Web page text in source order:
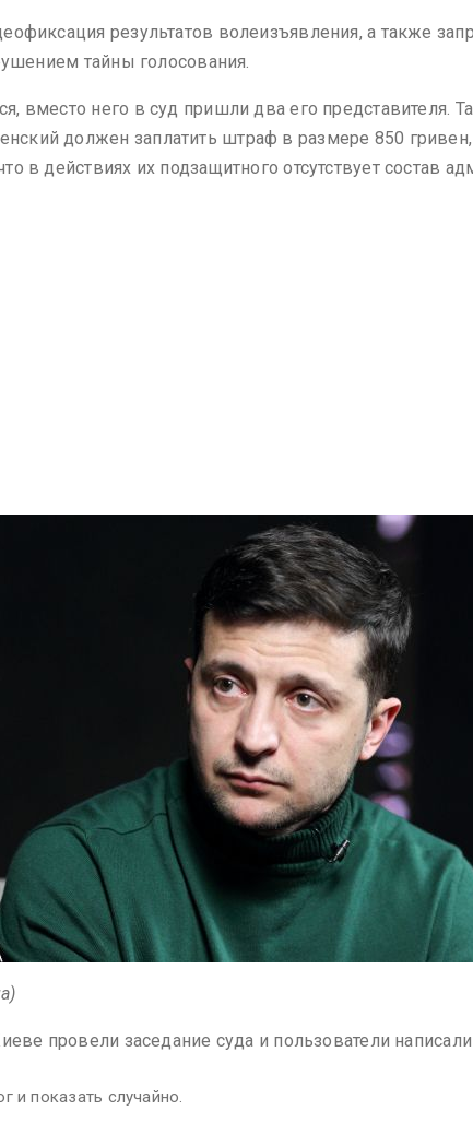
результатов волеизъявления, а также
тайны голосования.
вместо него в суд пришли два его представителя.
должен заплатить штраф в размере 850
в действиях их подзащитного отсутствует состав
провели заседание суда и пользователи
и показать случайно.